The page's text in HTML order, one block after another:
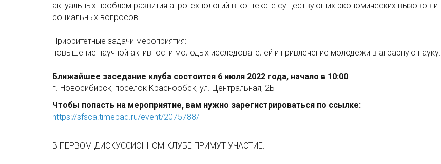
актуальных проблем развития агротехнологий в контексте существующих экономических вызовов и
социальных вопросов.
Приоритетные задачи мероприятия:
повышение научной активности молодых исследователей и привлечение молодежи в аграрную науку.
Ближайшее заседание клуба состоится 6 июля 2022 года, начало в 10:00
г. Новосибирск, поселок Краснообск, ул. Центральная, 2Б
Чтобы попасть на мероприятие, вам нужно зарегистрироваться по ссылке:
https://sfsca.timepad.ru/event/2075788/
В ПЕРВОМ ДИСКУССИОННОМ КЛУБЕ ПРИМУТ УЧАСТИЕ: